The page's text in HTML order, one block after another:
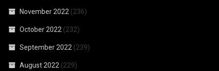
November 2022 (236)
October 2022 (232)
September 2022 (239)
August 2022 (229)